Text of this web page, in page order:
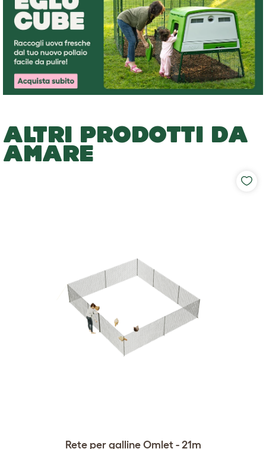
ALTRI PRODOTTI DA
AMARE
Rete per galline Omlet - 21m